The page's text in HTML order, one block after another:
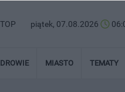
TOP piątek, 07.08.2026
MIASTO TEMATY